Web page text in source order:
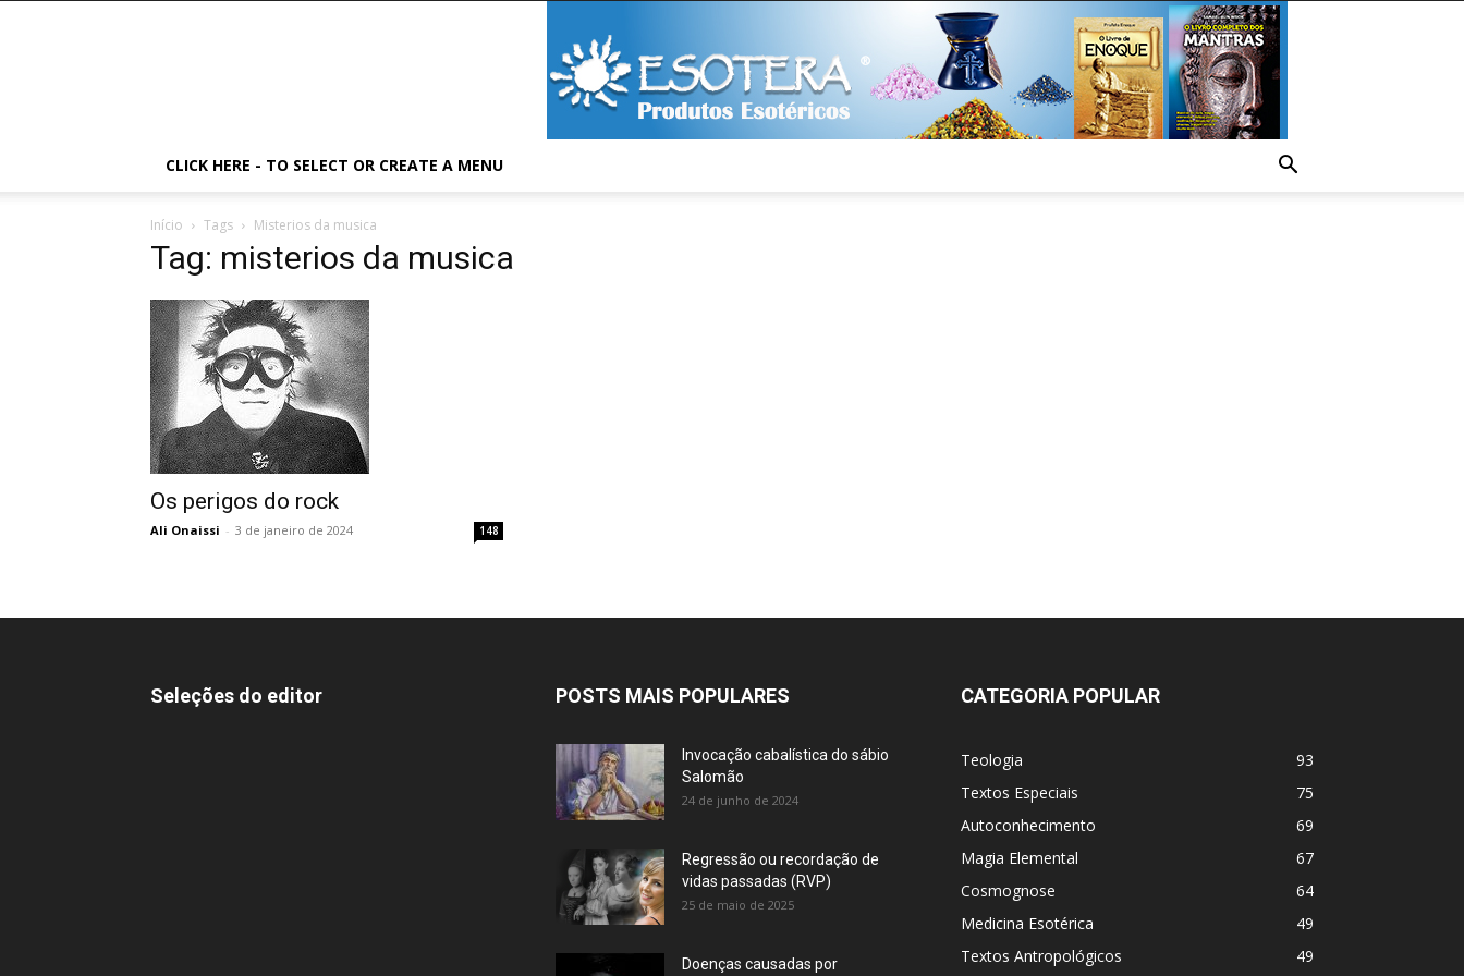
CLICK HERE - TO SELECT OR CREATE A MENU
Início Tags Misterios da musica
Tag: misterios da musica
Os perigos do rock
Ali Onaissi - 3 de janeiro de 2024 148
Seleções do editor POSTS MAIS POPULARES
Invocação cabalística do sábio
Salomão
24 de junho de 2024
Regressão ou recordação de
vidas passadas (RVP)
25 de maio de 2025
Doenças causadas por
CATEGORIA POPULAR
Teologia
93
Textos Especiais
75
Autoconhecimento
69
Magia Elemental
67
Cosmognose
64
Medicina Esotérica
49
Textos Antropológicos
49